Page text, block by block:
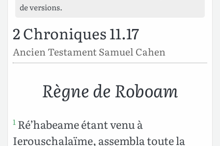
de versions.
2 Chroniques 11.17
Ancien Testament Samuel Cahen
Règne de Roboam
1 Ré’habeame étant venu à
Ierouschalaïme, assembla toute la